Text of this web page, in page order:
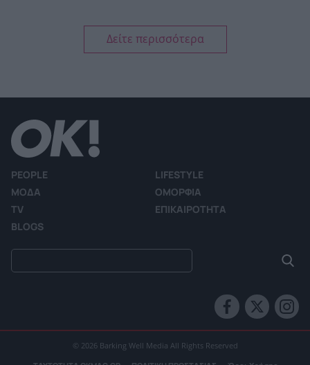
Δείτε περισσότερα
PEOPLE
LIFESTYLE
ΜΟΔΑ
ΟΜΟΡΦΙΑ
TV
ΕΠΙΚΑΙΡΟΤΗΤΑ
BLOGS
© 2026 Barking Well Media All Rights Reserved